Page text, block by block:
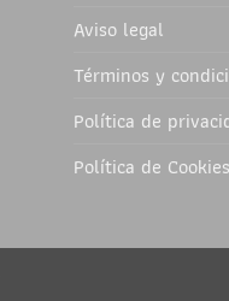
Aviso legal
Términos y
Política de
Política de Cookies